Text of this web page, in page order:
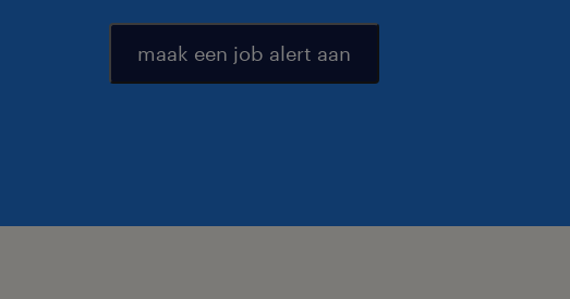
maak een job alert aan